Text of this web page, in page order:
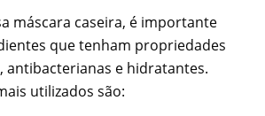
máscara caseira, é importante
que tenham propriedades
antibacterianas e hidratantes.
utilizados são: